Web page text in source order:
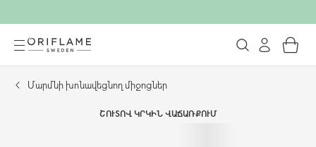
Մարմնի խոնավեցնող միջոցներ
ՇՈՒՏՈՎ ԿՐԿԻՆ ՎԱՃԱՌՔՈՒՄ